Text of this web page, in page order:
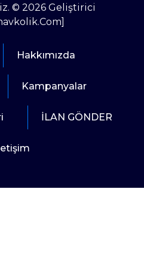
© 2026 Geliştirici
Hakkımızda
Kampanyalar
İLAN GÖNDER